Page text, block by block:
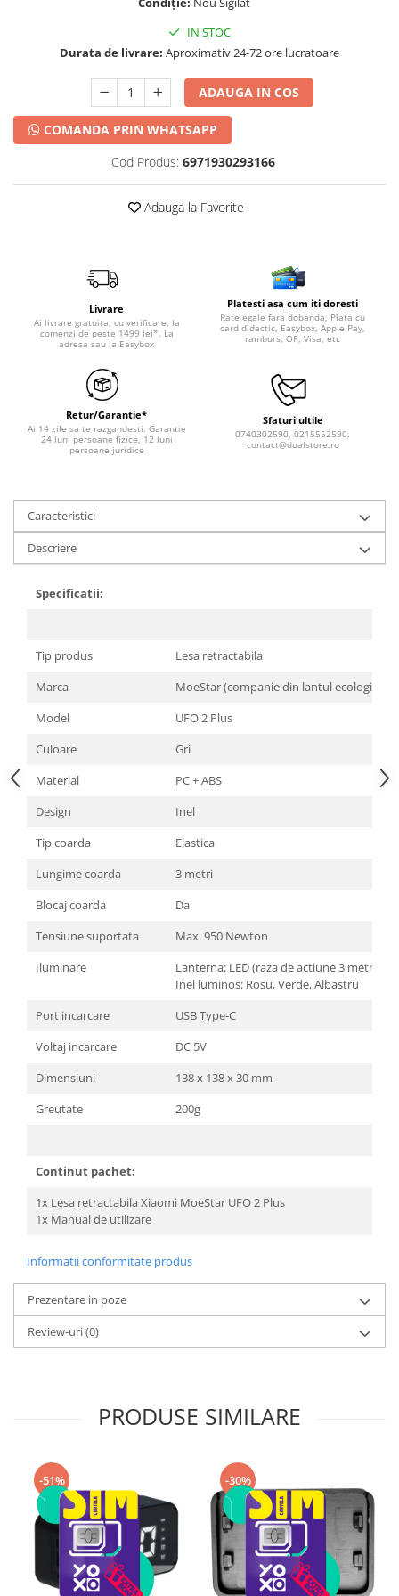
IN STOC
Durata de livrare: Aproximativ 24-72 ore lucratoare
ADAUGA IN COS
COMANDA PRIN WHATSAPP
Cod Produs: 6971930293166
Adauga la Favorite
Livrare
Ai livrare gratuita, cu verificare, la
comenzi de peste 1499 lei*. La
adresa sau la Easybox
Platesti asa cum iti doresti
Rate egale fara dobanda, Plata cu
card didactic, Easybox, Apple Pay,
ramburs, OP, Visa, etc
Retur/Garantie*
Ai 14 zile sa te razgandesti. Garantie
24 luni persoane fizice, 12 luni
persoane juridice
Sfaturi ultile
0740302590, 0215552590,
contact@dualstore.ro
Caracteristici
Descriere
Specificatii:
Tip produs
Lesa retractabila
Marca
MoeStar (companie din lantul ecologic
Model
UFO 2 Plus
Culoare
Gri
Material
PC + ABS
Design
Inel
Tip coarda
Elastica
Lungime coarda
3 metri
Blocaj coarda
Da
Tensiune suportata
Max. 950 Newton
Iluminare
Lanterna: LED (raza de actiune 3 metri)
Inel luminos: Rosu, Verde, Albastru
Port incarcare
USB Type-C
Voltaj incarcare
DC 5V
Dimensiuni
138 x 138 x 30 mm
Greutate
200g
Continut pachet:
1x Lesa retractabila Xiaomi MoeStar UFO 2 Plus
1x Manual de utilizare
Informatii conformitate produs
Prezentare in poze
Review-uri(0)
PRODUSE SIMILARE
-51% -30%